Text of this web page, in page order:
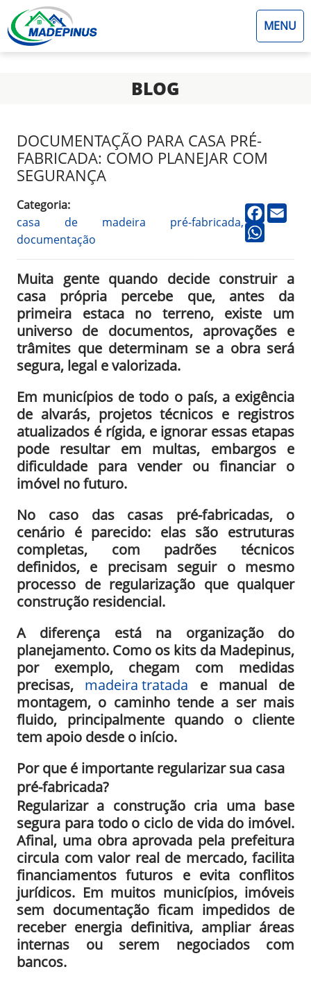
MENU
BLOG
DOCUMENTAÇÃO PARA CASA PRÉ-
FABRICADA: COMO PLANEJAR COM
SEGURANÇA
Categoria:
casa de madeira pré-fabricada,
documentação
Muita gente quando decide construir a
casa própria percebe que, antes da
primeira estaca no terreno, existe um
universo de documentos, aprovações e
trâmites que determinam se a obra será
segura, legal e valorizada.
Em municípios de todo o país, a exigência
de alvarás, projetos técnicos e registros
atualizados é rígida, e ignorar essas etapas
pode resultar em multas, embargos e
dificuldade para vender ou financiar o
imóvel no futuro.
No caso das casas pré-fabricadas, o
cenário é parecido: elas são estruturas
completas, com padrões técnicos
definidos, e precisam seguir o mesmo
processo de regularização que qualquer
construção residencial.
A diferença está na organização do
planejamento. Como os kits da Madepinus,
por exemplo, chegam com medidas
precisas, madeira tratada e manual de
montagem, o caminho tende a ser mais
fluido, principalmente quando o cliente
tem apoio desde o início.
Por que é importante regularizar sua casa
pré-fabricada?
Regularizar a construção cria uma base
segura para todo o ciclo de vida do imóvel.
Afinal, uma obra aprovada pela prefeitura
circula com valor real de mercado, facilita
financiamentos futuros e evita conflitos
jurídicos. Em muitos municípios, imóveis
sem documentação ficam impedidos de
receber energia definitiva, ampliar áreas
internas ou serem negociados com
bancos.